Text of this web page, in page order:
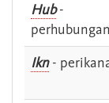
Hub-
perhubungan
Ikn-